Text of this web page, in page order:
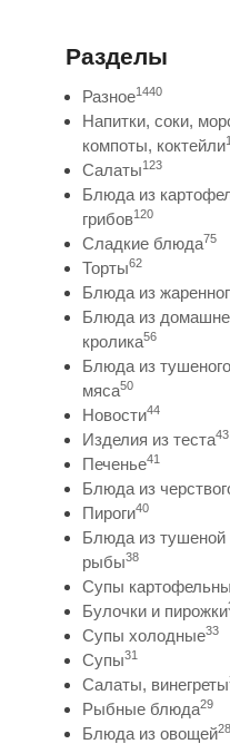
Разделы
Разное1440
Напитки, соки,
компоты, коктейли
Салаты123
Блюда из
грибов120
Сладкие блюда75
Торты62
Блюда из
Блюда из
кролика56
Блюда из
мяса50
Новости44
Изделия из теста43
Печенье41
Блюда из
Пироги40
Блюда из тушеной
рыбы38
Супы
Булочки и пирожки
Супы холодные33
Супы31
Салаты, винегреты
Рыбные блюда29
Блюда из овощей28